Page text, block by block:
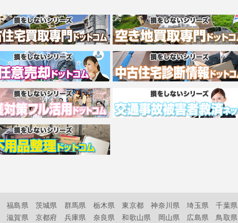
福島県 茨城県 群馬県 栃木県 東京都 神奈川県 埼玉県 千葉県
滋賀県 京都府 兵庫県 奈良県 和歌山県 岡山県 広島県 鳥取県